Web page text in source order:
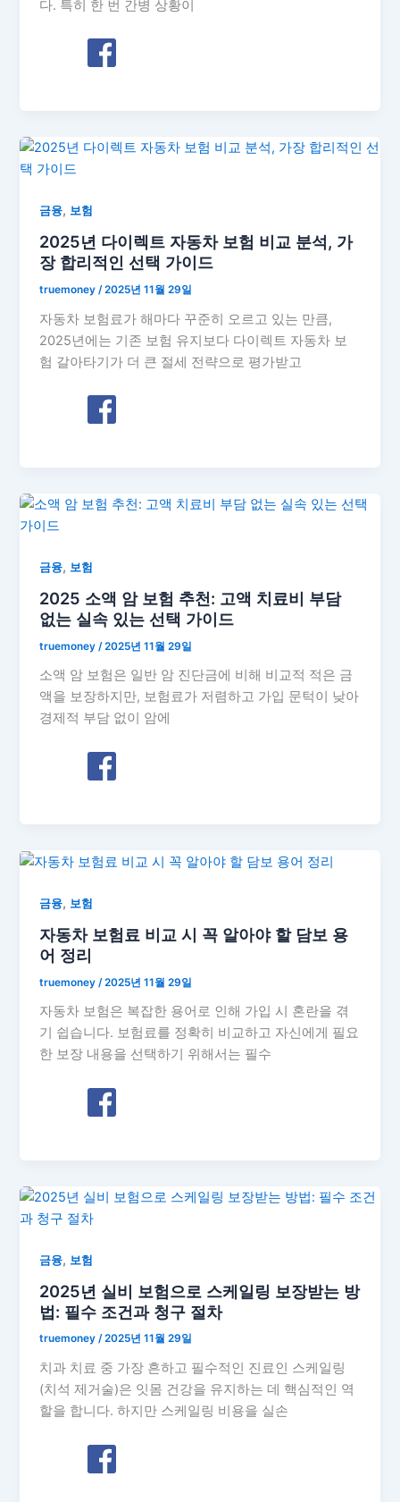
다. 특히 한 번 간병 상황이
금융, 보험
2025년 다이렉트 자동차 보험 비교 분석, 가
장 합리적인 선택 가이드
truemoney /2025년 11월 29일
자동차 보험료가 해마다 꾸준히 오르고 있는 만큼,
2025년에는 기존 보험 유지보다 다이렉트 자동차 보
험 갈아타기가 더 큰 절세 전략으로 평가받고
금융, 보험
2025 소액 암 보험 추천: 고액 치료비 부담
없는 실속 있는 선택 가이드
truemoney /2025년 11월 29일
소액 암 보험은 일반 암 진단금에 비해 비교적 적은 금
액을 보장하지만, 보험료가 저렴하고 가입 문턱이 낮아
경제적 부담 없이 암에
금융, 보험
자동차 보험료 비교 시 꼭 알아야 할 담보 용
어 정리
truemoney /2025년 11월 29일
자동차 보험은 복잡한 용어로 인해 가입 시 혼란을 겪
기 쉽습니다. 보험료를 정확히 비교하고 자신에게 필요
한 보장 내용을 선택하기 위해서는 필수
금융, 보험
2025년 실비 보험으로 스케일링 보장받는 방
법: 필수 조건과 청구 절차
truemoney/2025년 11월 29일
치과 치료 중 가장 흔하고 필수적인 진료인 스케일링
(치석 제거술)은 잇몸 건강을 유지하는 데 핵심적인 역
할을 합니다. 하지만 스케일링 비용을 실손